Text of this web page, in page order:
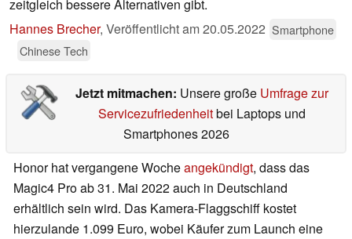
zeitgleich bessere Alternativen gibt.
Hannes Brecher, Veröffentlicht am20.05.2022 Smartphone
Chinese Tech
Jetzt mitmachen: Unsere große Umfrage zur
Servicezufriedenheitbei Laptops und
Smartphones 2026
Honor hat vergangene Wocheangekündigt, dass das
Magic4 Pro ab 31. Mai 2022 auch in Deutschland
erhältlich sein wird. Das Kamera-Flaggschiff kostet
hierzulande 1.099 Euro, wobei Käufer zum Launch eine